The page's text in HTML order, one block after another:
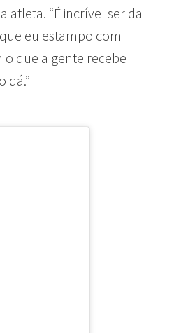
atleta. “É incrível ser da
eu estampo com
que a gente recebe
dá.”